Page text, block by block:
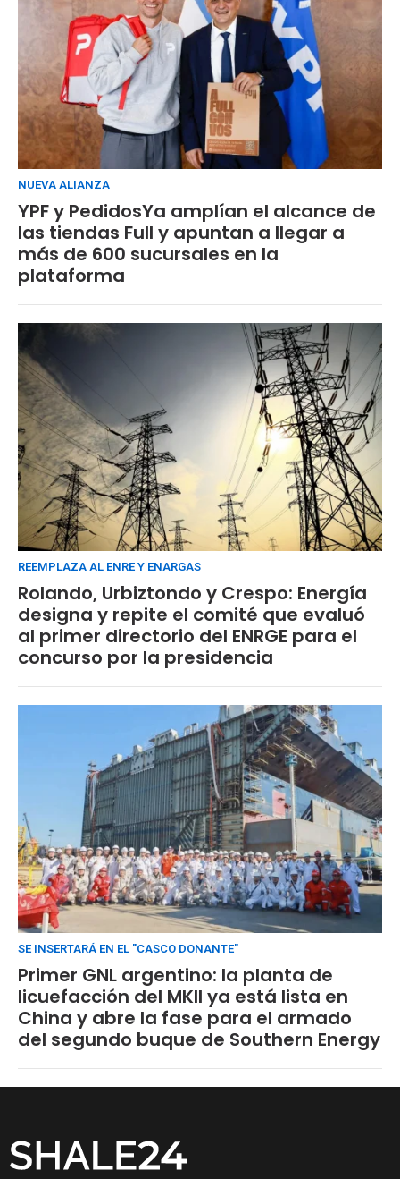
NUEVA ALIANZA
YPF y PedidosYa amplían el alcance de
las tiendas Full y apuntan a llegar a
más de 600 sucursales en la
plataforma
REEMPLAZA AL ENRE Y ENARGAS
Rolando, Urbiztondo y Crespo: Energía
designa y repite el comité que evaluó
al primer directorio del ENRGE para el
concurso por la presidencia
SE INSERTARÁ EN EL "CASCO DONANTE"
Primer GNL argentino: la planta de
licuefacción del MKII ya está lista en
China y abre la fase para el armado
del segundo buque de Southern Energy